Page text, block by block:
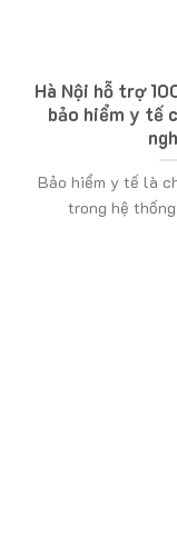
Hà Nội hỗ trợ
bảo hiểm y tế
Bảo hiểm y tế là
trong hệ